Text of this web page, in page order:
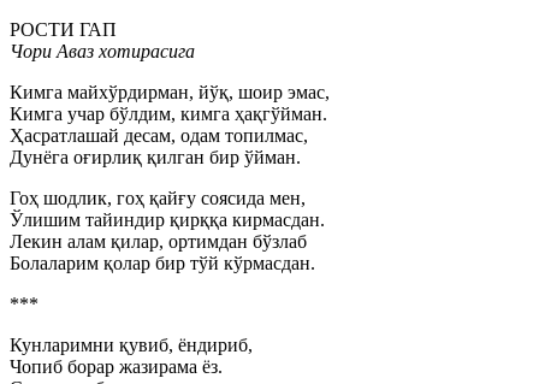
РОСТИ ГАП
Чори Аваз хотирасига
Кимга майхўрдирман, йўқ, шоир эмас,
Кимга учар бўлдим, кимга ҳақгўйман.
Ҳасратлашай десам, одам топилмас,
Дунёга оғирлиқ қилган бир ўйман.
Гоҳ шодлик, гоҳ қайғу соясида мен,
Ўлишим тайиндир қирққа кирмасдан.
Лекин алам қилар, ортимдан бўзлаб
Болаларим қолар бир тўй кўрмасдан.
***
Кунларимни қувиб, ёндириб,
Чопиб борар жазирама ёз.